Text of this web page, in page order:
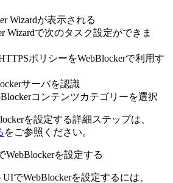
Wizardが表示される
Wizardで次のタスク設定ができま
ポリシーをWebBlockerで利用す
サーバを認識
コンテンツカテゴリーを選択
を設定する詳細ステップは、
をご参照ください。
WebBlockerを設定する
でWebBlockerを設定するには、